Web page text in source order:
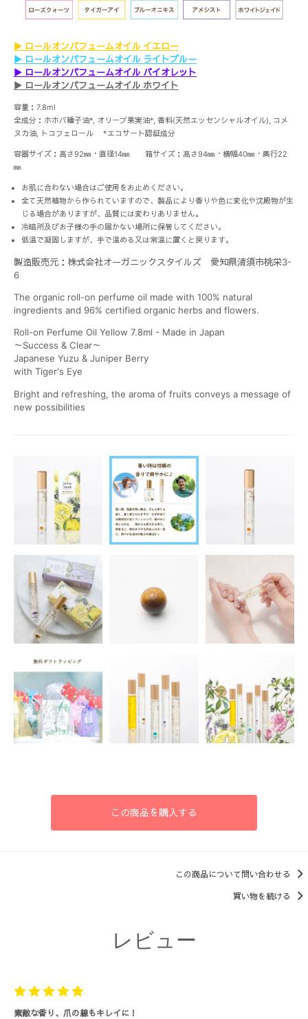
▶︎ ロールオンパフュームオイル イエロー
▶︎ ロールオンパフュームオイル ライトブルー
▶︎ ロールオンパフュームオイル バイオレット
▶︎ ロールオンパフュームオイル ホワイト
容量：7.8ml
全成分：ホホバ種子油*, オリーブ果実油*, 香料(天然エッセンシャルオイル), コメ
ヌカ油, トコフェロール *エコサート認証成分
容器サイズ：高さ92㎜・直径14㎜ 箱サイズ：高さ94㎜・横幅40㎜・奥行22
㎜
お肌に合わない場合はご使用をお止めください。
全て天然植物から作られていますので、製品により香りや色に変化や沈殿物が生
じる場合がありますが、品質には変わりありません。
冷暗所及びお子様の手の届かない場所に保管してください。
低温で凝固しますが、手で温める又は常温に置くと戻ります。
製造販売元：株式会社オーガニックスタイルズ 愛知県清須市桃栄3-
6
The organic roll-on perfume oil made with 100% natural
ingredients and 96% certified organic herbs and flowers.
Roll-on Perfume Oil Yellow 7.8ml - Made in Japan
～Success & Clear～
Japanese Yuzu & Juniper Berry
with Tiger's Eye
Bright and refreshing, the aroma of fruits conveys a message of
new possibilities
この商品を購入する
この商品について問い合わせる
買い物を続ける
レビュー
素敵な香り、爪の線もキレイに！